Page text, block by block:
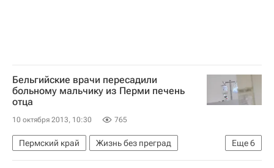
Бельгийские врачи пересадили
больному мальчику из Перми печень
отца
10 октября 2013, 10:30 765
Еще6
Пермский край
Жизнь без преград
Бельгия
Европа
Весь мир